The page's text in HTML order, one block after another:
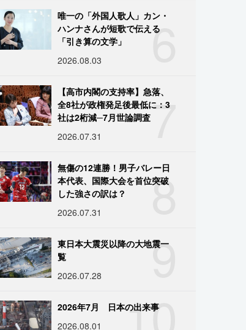
6
唯一の「外国人歌人」カン・
ハンナさんが短歌で伝える
「引き算の文学」
2026.08.03
7
【高市内閣の支持率】急落、
全8社が政権発足後最低に：3
社は2桁減─7月世論調査
2026.07.31
8
無傷の12連勝！男子バレー日
本代表、国際大会を首位突破
した強さの訳は？
2026.07.31
9
東日本大震災以降の大地震一
覧
2026.07.28
10
2026年7月 日本の出来事
2026.08.01